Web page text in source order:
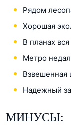
Рядом
Хорошая
В планах
Метро
Взвешенная
Надежный
МИНУСЫ: